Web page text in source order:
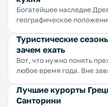
Богатейшее наследие
географическое
идеальная
одной из самых популярных стран
отдохнуть в теплое
песочные пляжи на любой
окно уже стучит холод —
теплее, чем за вашим
Туристические
зачем ехать
Вот, что нужно понять
любое время года. Вне
обрамляющие море,
очень низкие цены.
Лучшие курорты
Санторини